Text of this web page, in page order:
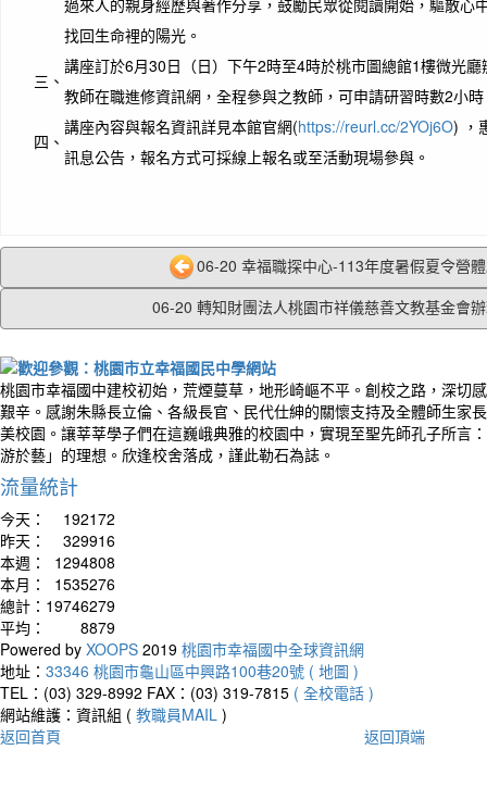
找回生命裡的陽光。
三、
講座訂於6月30日（日）下午2時至4時於桃市圖總館1樓微光
教師在職進修資訊網，全程參與之教師，可申請研習時數2小
四、
講座內容與報名資訊詳見本館官網(https://reurl.cc/2YOj6O) ，
訊息公告，報名方式可採線上報名或至活動現場參與。
06-20 幸福職探中心-113年度暑假夏令營
06-20 轉知財團法人桃園市祥儀慈善文教基金會
桃園市幸福國中建校初始，荒煙蔓草，地形崎嶇不平。創校之路，深切
艱辛。感謝朱縣長立倫、各級長官、民代仕紳的關懷支持及全體師生家
美校園。讓莘莘學子們在這巍峨典雅的校園中，實現至聖先師孔子所言
游於藝」的理想。欣逢校舍落成，謹此勒石為誌。
流量統計
今天：
192172
昨天：
329916
本週：
1294808
本月：
1535276
總計： 19746279
平均：
8879
Powered by XOOPS 2019 桃園市幸福國中全球資訊網
地址： 33346 桃園市龜山區中興路100巷20號 ( 地圖 )
TEL：(03) 329-8992 FAX：(03) 319-7815 ( 全校電話 )
網站維護：資訊組 ( 教職員MAIL )
返回首頁
返回頂端